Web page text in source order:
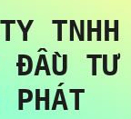
TNHH
ĐẦU TƯ
PHÁT